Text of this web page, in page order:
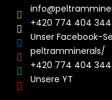
info@
+420 774 404 344
Unser Facebook-
peltramminerals/
+420 774 404 344
Unsere YT